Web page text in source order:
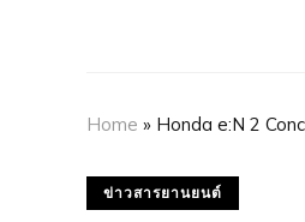
Home » Honda e:N 2
ข่าวสารยานยนต์